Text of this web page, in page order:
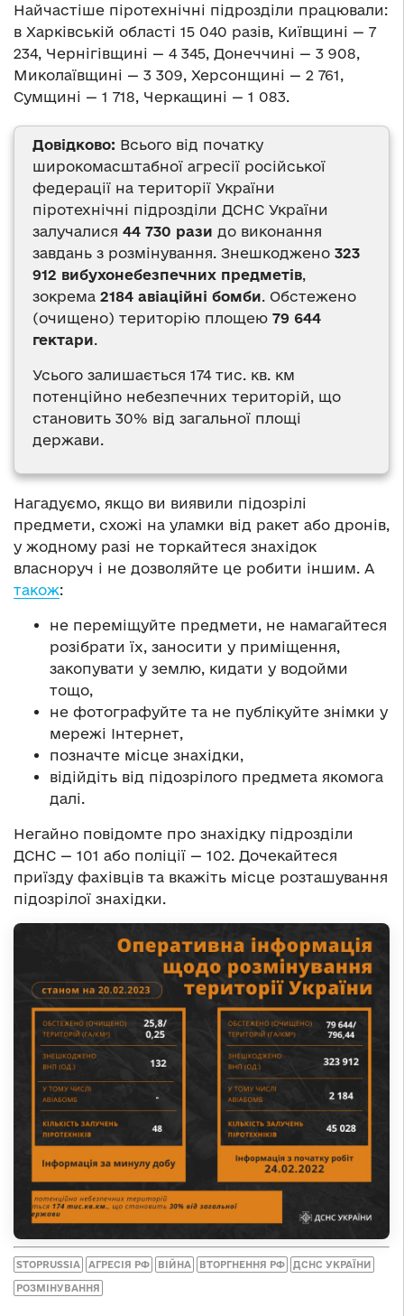
Найчастіше піротехнічні підрозділи працювали:
в Харківській області 15 040 разів, Київщині — 7
234, Чернігівщині — 4 345, Донеччині — 3 908,
Миколаївщині — 3 309, Херсонщині — 2 761,
Сумщині — 1 718, Черкащині — 1 083.
Довідково: Всього від початку
широкомасштабної агресії російської
федерації на території України
піротехнічні підрозділи ДСНС України
залучалися 44 730 рази до виконання
завдань з розмінування. Знешкоджено 323
912 вибухонебезпечних предметів,
зокрема 2184 авіаційні бомби. Обстежено
(очищено) територію площею 79 644
гектари.
Усього залишається 174 тис. кв. км
потенційно небезпечних територій, що
становить 30% від загальної площі
держави.
Нагадуємо, якщо ви виявили підозрілі
предмети, схожі на уламки від ракет або дронів,
у жодному разі не торкайтеся знахідок
власноруч і не дозволяйте це робити іншим. А
також:
не переміщуйте предмети, не намагайтеся
розібрати їх, заносити у приміщення,
закопувати у землю, кидати у водойми
тощо,
не фотографуйте та не публікуйте знімки у
мережі Інтернет,
позначте місце знахідки,
відійдіть від підозрілого предмета якомога
далі.
Негайно повідомте про знахідку підрозділи
ДСНС — 101 або поліції — 102. Дочекайтеся
приїзду фахівців та вкажіть місце розташування
підозрілої знахідки.
STOPRUSSIA АГРЕСІЯ РФ ВІЙНА ВТОРГНЕННЯ РФ ДСНС УКРАЇНИ
РОЗМІНУВАННЯ